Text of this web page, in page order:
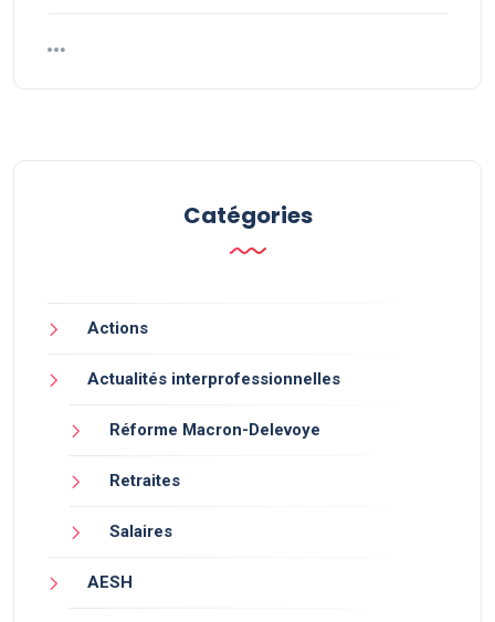
Catégories
Actions
Actualités interprofessionnelles
Réforme Macron-Delevoye
Retraites
Salaires
AESH